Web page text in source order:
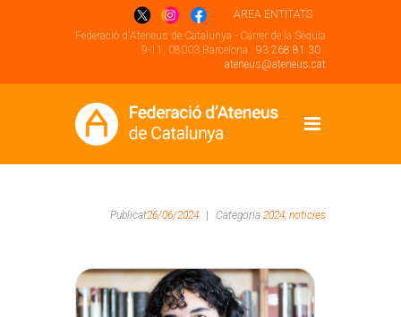
ÁREA ENTITATS
Federació d'Ateneus de Catalunya - Carrer de la Sèquia
9-11, 08003 Barcelona . 93 268 81 30 .
ateneus@ateneus.cat
Publicat26/06/2024 Categoria 2024, noticies